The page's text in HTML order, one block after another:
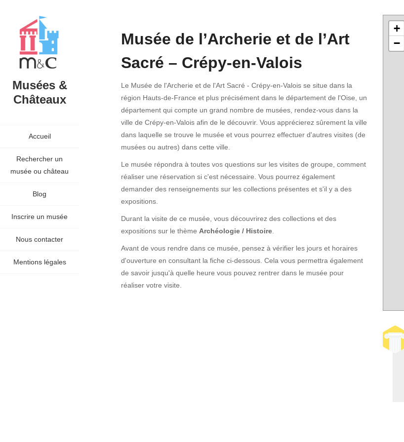
Musées &
Châteaux
Accueil
Rechercher un
musée ou château
Blog
Inscrire un musée
Nous contacter
Mentions légales
Musée de l’Archerie et de l’Art
Sacré – Crépy-en-Valois
Le Musée de l'Archerie et de l'Art Sacré - Crépy-en-Valois se situe dans la
région Hauts-de-France et plus précisément dans le département de l'Oise, un
département qui compte un grand nombre de musées, rendez-vous dans la
ville de Crépy-en-Valois afin de le découvrir. Vous apprécierez sûrement la ville
dans laquelle se trouve le musée et vous pourrez effectuer d'autres visites (de
musées ou autres) dans cette ville.
Le musée répondra à toutes vos questions sur les visites de groupe, comment
réaliser une réservation si c'est nécessaire. Vous pourrez également
demander des renseignements sur les collections présentes et s'il y a des
expositions.
Durant la visite de ce musée, vous découvrirez des collections et des
expositions sur le thème Archéologie / Histoire
Avant de vous rendre dans ce musée, pensez à vérifier les jours et horaires
d'ouverture en consultant la fiche ci-dessous. Cela vous permettra également
de savoir jusqu'à quelle heure vous pouvez rentrer dans le musée pour
réaliser votre visite.
+
−